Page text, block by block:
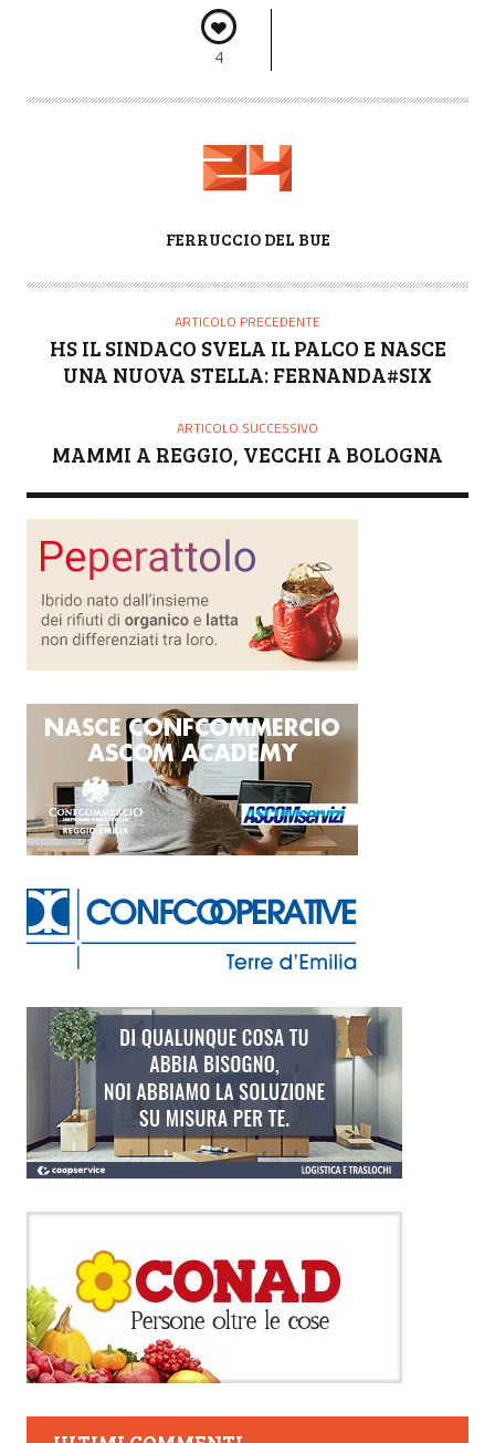
4
T
FERRUCCIO DEL BUE
ARTICOLO PRECEDENTE
HS IL SINDACO SVELA IL PALCO E NASCE
UNA NUOVA STELLA: FERNANDA#SIX
ARTICOLO SUCCESSIVO
MAMMI A REGGIO, VECCHI A BOLOGNA